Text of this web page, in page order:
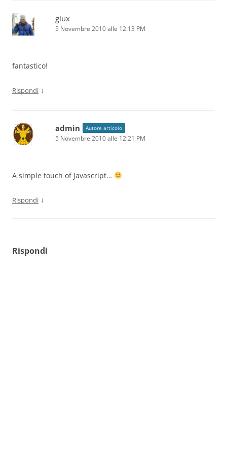
giux
5 Novembre 2010 alle 12:13 PM
fantastico!
Rispondi ↓
admin Autore articolo
5 Novembre 2010 alle 12:21 PM
A simple touch of Javascript…
Rispondi ↓
Rispondi